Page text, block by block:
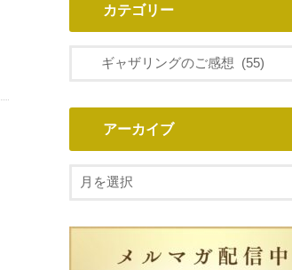
カテゴリー
アーカイブ